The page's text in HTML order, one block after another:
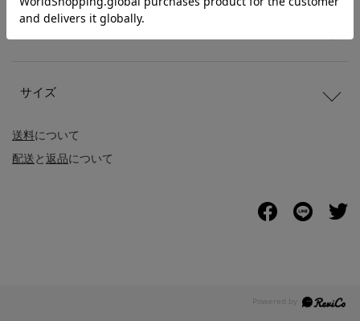
送料について
配送と返品について
サイズ